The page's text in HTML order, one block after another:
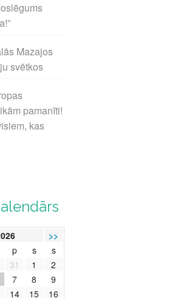
Mazajos
svētkos
pamanīti!
kas
>>
p s
s
31 1
2
7 8
9
14 15
16